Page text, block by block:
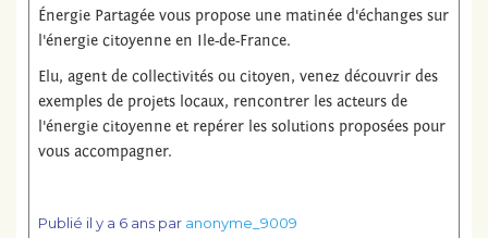
Énergie Partagée vous propose une matinée d'échanges sur
l'énergie citoyenne en Ile-de-France.
Elu, agent de collectivités ou citoyen, venez découvrir des
exemples de projets locaux, rencontrer les acteurs de
l'énergie citoyenne et repérer les solutions proposées pour
vous accompagner.
Publié il y a 6 anspar anonyme_9009